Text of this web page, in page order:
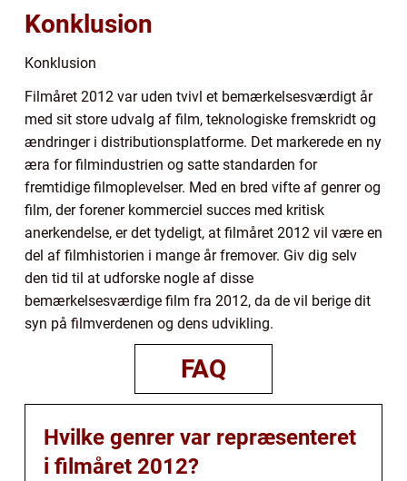
Konklusion
Konklusion
Filmåret 2012 var uden tvivl et bemærkelsesværdigt år
med sit store udvalg af film, teknologiske fremskridt og
ændringer i distributionsplatforme. Det markerede en ny
æra for filmindustrien og satte standarden for
fremtidige filmoplevelser. Med en bred vifte af genrer og
film, der forener kommerciel succes med kritisk
anerkendelse, er det tydeligt, at filmåret 2012 vil være en
del af filmhistorien i mange år fremover. Giv dig selv
den tid til at udforske nogle af disse
bemærkelsesværdige film fra 2012, da de vil berige dit
syn på filmverdenen og dens udvikling.
FAQ
Hvilke genrer var repræsenteret
i filmåret 2012?